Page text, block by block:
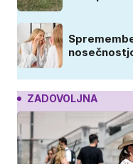
ZADOVOLJNA